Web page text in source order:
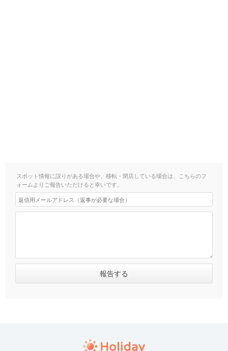
スポット情報に誤りがある場合や、移転・閉店している場合は、こちらのフ
ォームよりご報告いただけると幸いです。